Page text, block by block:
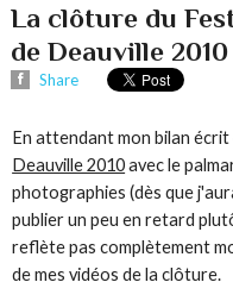
La clôture du
de Deauville
Share
En attendant mon bilan écrit
Deauville 2010avec le
photographies (dès que
publier un peu en retard
reflète pas complètement
de mes vidéos de la clôture.